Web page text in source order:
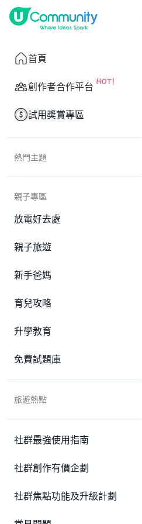
首頁
創作者合作平台
試用獎賞專區
熱門主題
親子專區
放電好去處
親子旅遊
新手爸媽
育兒攻略
升學教育
免費試題庫
旅遊熱點
社群最強使用指南
社群創作有價企劃
社群焦點功能及升級計劃